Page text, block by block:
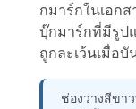
กมาร์กในเอก
บุ๊กมาร์กที่มีรูป
ถูกละเว้นเมื่อบั
ช่องว่างสีขา